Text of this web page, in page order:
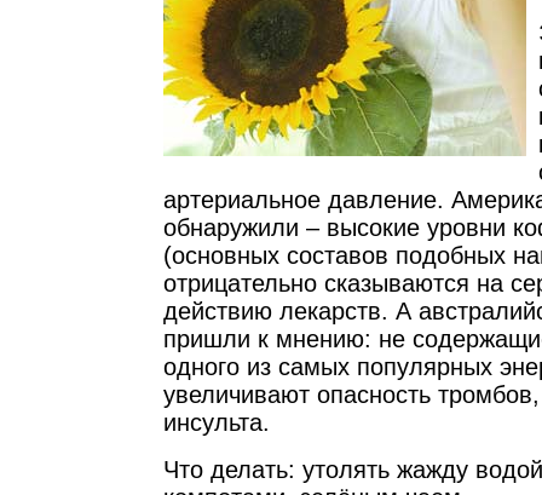
артериальное давление.
обнаружили – высокие уровни
(основных составов подобных
отрицательно сказываются на
действию лекарств. А
пришли к мнению: не
одного из самых популярных
увеличивают опасность
инсульта.
Что делать: утолять жажду